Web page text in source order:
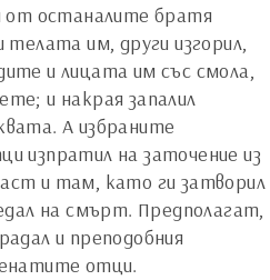
от останалите братя
телата им, други изгорил,
и лицата им със смола,
и накрая запалил
А избраните
изпратил на заточение из
и там, като ги затворил
на смърт. Предполагат,
и преподобния
отци.